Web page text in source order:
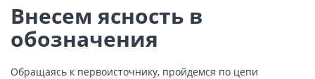
Внесем ясность в
обозначения
Обращаясь к первоисточнику, пройдемся по цепи